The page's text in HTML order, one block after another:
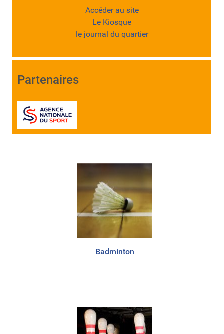
Accéder au site
Le Kiosque
le journal du quartier
Partenaires
Badminton